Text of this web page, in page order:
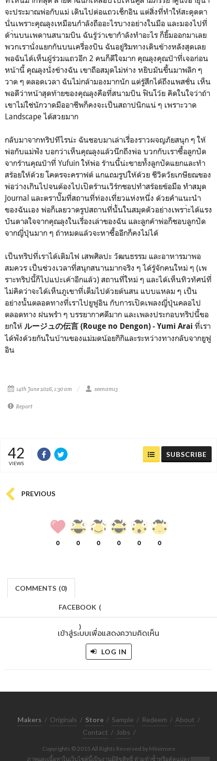
จะประมาณพ่อกับแม่ เดินไปต่อแถวเช็กอิน แต่สิ่งที่ทำให้สะดุดตา
นั่นเพราะคุณลุงเหมือนกำลังถืออะไรบางอย่างในมือ และมองไปที่
ด้า่นบนเพดานสนามบิน ฉันรู้ว่าเขากำลังทำอะไร ก็ยิ้มออกมาเลย
พวกเรานั่งแยกกันบนเครื่องบิน ฉันอยู่ริมทางเดินข้างหลังสุดเลย
พอฉันได้เห็นผู้ร่วมแถวอีก 2 คนก็ดีใจมาก คุณลุงคุณป้าที่เจอก่อน
หน้านี้ คุณลุงนั่งข้างฉัน เขาถือสมุดไม่ห่าง หยิบมันขึ้นมาพลิก ๆ
วาด ๆ ตลอดเวลา ฉันไม่กล้ามองมากนัก แต่รู้สึกได้ถึงแพสชั่น เห็น
พอดีว่าหน้าสุดท้ายของคุณลุงคือที่สนามบิน ฟินโว้ย คิดในใจว่าถ้า
เขาไม่ใช่นักวาดมืออาชีพก็คงจะเป็นสถาปนิกแน่ ๆ เพราะวาด
Landscape ได้สวยมาก
กลับมาจากทริปทีไรน่ะ ฉันชอบมาเล่าเรื่องราวผจญภัยสนุก ๆ ให้
พ่อกับแม่ฟัง บอกว่าเห็นคุณลุงแล้วนึกถึงพ่อ บวกกับเราซื้อลูกปัด
จากร้านคุณป้าที่ Yufuin ให้พ่อ ร้านนี้น่ะขายทั้งลูกปัดแยกและทำ
สร้อยให้ด้วย โคตรจะคราฟต์ แกแถมรูปให้ด้วย ชีวิตวัยเกษียณของ
พ่อว่างเกินไปจนต้องไปเปิดร้านเวิร์กชอปทำสร้อยข้อมือ ทำสมุด
Journal และตราปั๊มที่สถานที่ท่องเที่ยวแห่งหนึ่ง ด้วยคำแนะนำ
ของฉันเอง พ่อก็เลยวาดรูปสถานที่นั้นในสมุดตัวอย่างเพรา่ะได้แรง
บันดาลใจจากคุณลุงในเรื่องเล่าของฉัน และลูกค้าพ่อก็ชอบลูกปัด
จากญี่ปุ่นมาก ๆ ถ้าหมดแล้วจะหาซื้ออีกก็คงไม่ได้
เป็นทริปที่เราได้เติมไฟ เสพศิลปะ วัฒนธรรม และอาหารมาพอ
สมควร เป็นช่วงเวลาที่สนุกสนานมากจริง ๆ ได้รู้จักคนใหม่ ๆ (เพ
ราะทริปนี้ก็ไปแปะเค้าอีกแล้ว) สถานที่ใหม่ ๆ และได้เห็นทิวทัศน์ที่
ไม่คิดว่าจะได้เห็นภูเขาที่เต็มไปด้วยต้นสน แบบแหลม ๆ เป็น
อย่างนั้นตลอดทางที่เราไปยูฟูอิน กับการเปิดเพลงญี่ปุ่นคลอไป
ตลอดทาง ฝนพรำ ๆ บรรยากาศดีมาก และเพลงประกอบทริปนี้ขอ
ยกให้ ルージュの伝言 (Rouge no Dengon) - Yumi Arai ที่เรา
ได้ฟังด้วยกันในบ้านของแม่มดน้อยกิกิและระหว่างทางกลับจากยูฟู
อิน
14th June 2026, 1:30 am seenam13
Report
42
VIEWS
SUBSCRIBE
PREVIOUS
0 0 0 0 0 0
COMMENTS (0)
FACEBOOK (
)
เข้าสู่ระบบเพื่อแสดงความคิดเห็น
LOG IN
Makers / Originals / Store / Sample / Redeem / About /
Contact / Jobs /
Copyrights © 2015 All Rights Reserved by Minimore
ภาพและเนื้อหาในเว็บไซต์นี้เป็นงานมีลิขสิทธิ์ ห้ามทำซ้ำหรือดัดแปลง